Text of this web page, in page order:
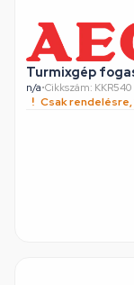
Turmixgép
n/a•Cikkszám: KKR540
Csak rendelésre,